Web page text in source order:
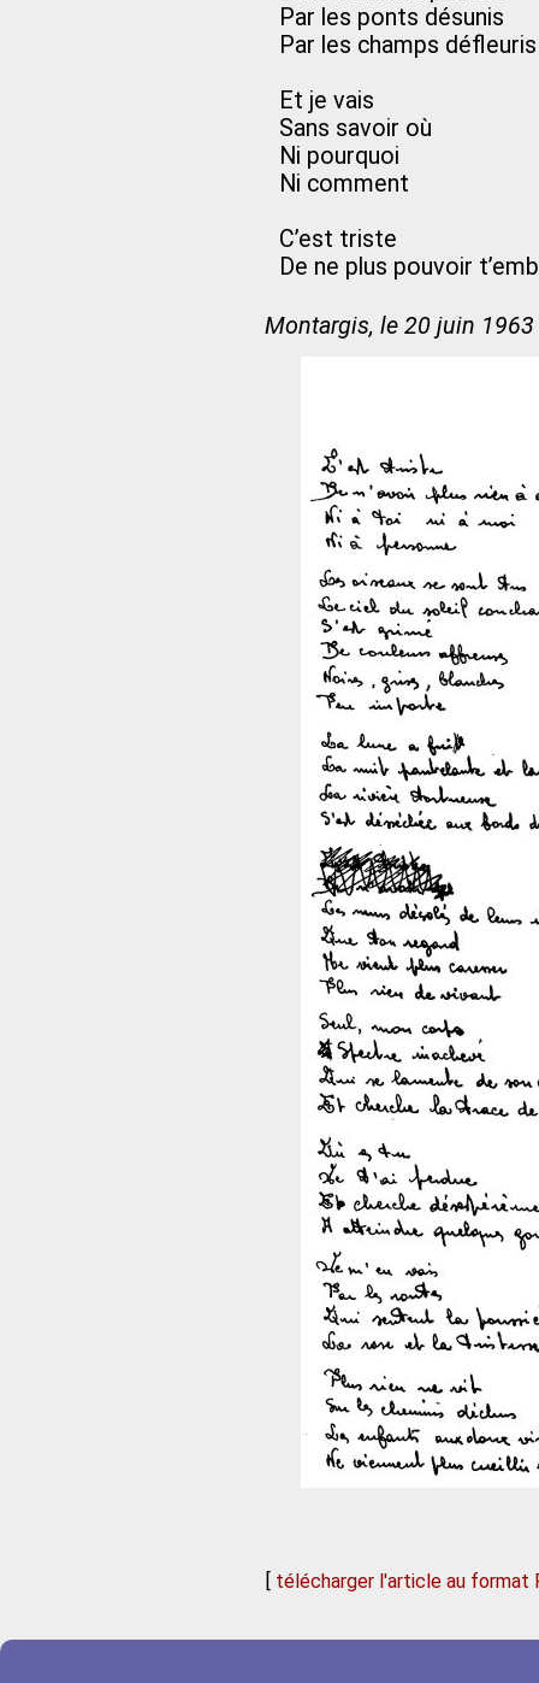
Par les ponts désunis
Par les champs défleuris
Et je vais
Sans savoir où
Ni pourquoi
Ni comment
C’est triste
De ne plus pouvoir
Montargis, le 20 juin 1963
[ télécharger l'article au format